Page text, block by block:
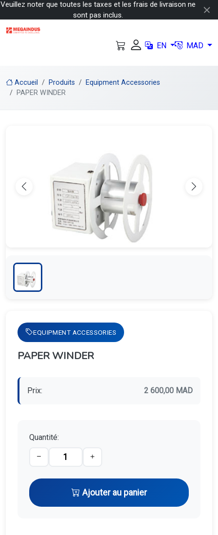
Veuillez noter que toutes les taxes et les frais de livraison ne
sont pas inclus.
EN MAD
Accueil Produits
Equipment Accessories
PAPER WINDER
EQUIPMENT ACCESSORIES
PAPER WINDER
Prix: 2 600,00 MAD
Quantité:
Ajouter au panier